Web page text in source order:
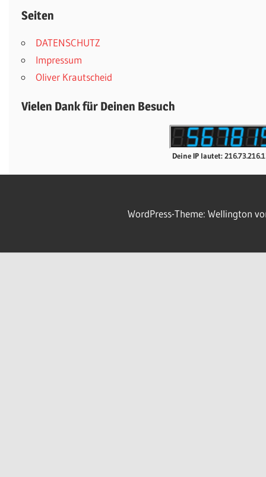
Seiten
DATENSCHUTZ
Impressum
Oliver Krautscheid
Vielen Dank für Deinen Besuch
Deine IP lautet:
WordPress-Theme: Wellington